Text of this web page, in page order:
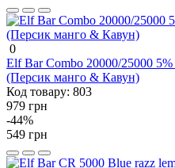
0
Elf Bar Combo 20000/25000
(Персик манго & Кавун)
Код товару: 803
979 грн
-44%
549 грн